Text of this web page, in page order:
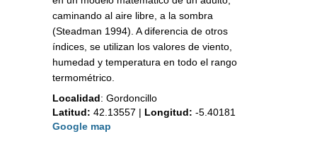
caminando al aire libre, a la sombra
(Steadman 1994). A diferencia de otros
índices, se utilizan los valores de viento,
humedad y temperatura en todo el rango
termométrico.
Localidad: Gordoncillo
Latitud: 42.13557 | Longitud: -5.40181
Google map